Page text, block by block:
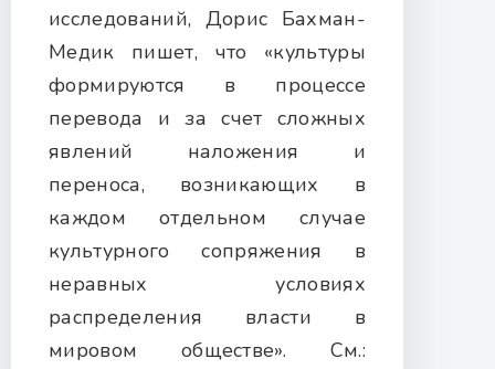
исследований, Дорис Бахман-
Медик пишет, что «культуры
формируются в процессе
перевода и за счет сложных
явлений наложения и
переноса, возникающих в
каждом отдельном случае
культурного сопряжения в
неравных условиях
распределения власти в
мировом обществе». См.: